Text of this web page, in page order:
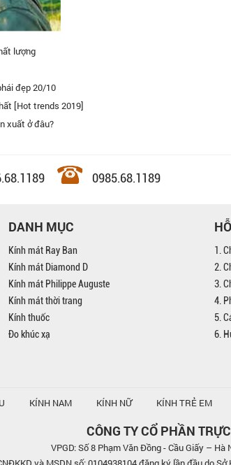
lượng
đẹp 20/10
[Hot trends 2019]
xuất ở đâu?
Toàn, mua 1 cái rồi, nhân viên rất nhiệt tình, nhất định
0985.68.1189
DANH MỤC
Kính mát Ray Ban
Kính mát Diamond D
Kính mát Philippe Auguste
Kính mát thời trang
Kính thuốc
Đo khúc xạ
1.
2.
3.
4.
5.
6.
KÍNH NAM KÍNH NỮ KÍNH TRẺ EM
CÔNG TY CỔ PHẦN
VPGD: Số 8 Phạm Văn Đồng - Cầu Giấy –